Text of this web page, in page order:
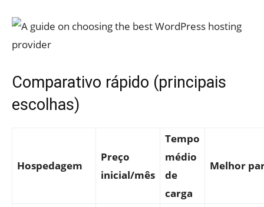
Comparativo rápido (principais
escolhas)
Hospedagem
Preço
inicial/mês
Tempo
médio
de
carga
Melhor